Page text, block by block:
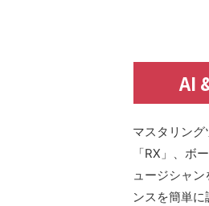
AI
マスタリン
「RX」、ボ
ュージシャ
ンスを簡単